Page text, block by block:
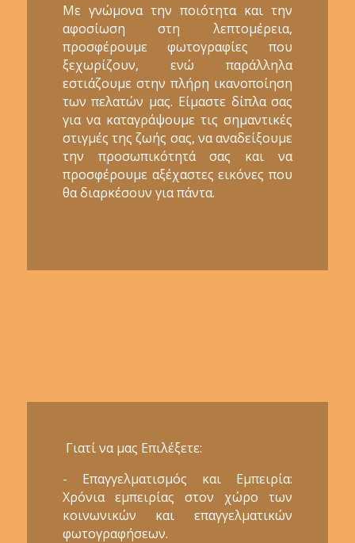
Με γνώμονα την ποιότητα και την
αφοσίωση στη λεπτομέρεια,
προσφέρουμε φωτογραφίες που
ξεχωρίζουν, ενώ παράλληλα
εστιάζουμε στην πλήρη ικανοποίηση
των πελατών μας. Είμαστε δίπλα σας
για να καταγράψουμε τις σημαντικές
στιγμές της ζωής σας, να αναδείξουμε
την προσωπικότητά σας και να
προσφέρουμε αξέχαστες εικόνες που
θα διαρκέσουν για πάντα.
Γιατί να μας Επιλέξετε:
- Επαγγελματισμός και Εμπειρία:
Χρόνια εμπειρίας στον χώρο των
κοινωνικών και επαγγελματικών
φωτογραφήσεων.